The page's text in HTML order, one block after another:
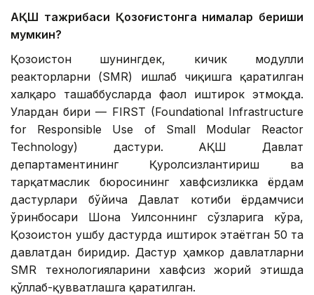
АҚШ тажрибаси Қозоғистонга нималар бериши
мумкин?
Қозоғистон шунингдек, кичик модулли
реакторларни (SMR) ишлаб чиқишга қаратилган
халқаро ташаббусларда фаол иштирок этмоқда.
Улардан бири — FIRST (Foundational Infrastructure
for Responsible Use of Small Modular Reactor
Technology) дастури. АҚШ Давлат
департаментининг Қуролсизлантириш ва
тарқатмаслик бюросининг хавфсизликка ёрдам
дастурлари бўйича Давлат котиби ёрдамчиси
ўринбосари Шона Уилсоннинг сўзларига кўра,
Қозоғистон ушбу дастурда иштирок этаётган 50 та
давлатдан биридир. Дастур ҳамкор давлатларни
SMR технологияларини хавфсиз жорий этишда
қўллаб-қувватлашга қаратилган.